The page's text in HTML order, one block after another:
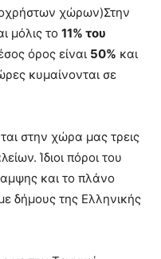
χώρων)Στην
μόλις το 11% του
όρος είναι 50% και
κυμαίνονται σε
στην χώρα μας τρεις
Ίδιοι πόροι του
και το πλάνο
δήμους της Ελληνικής